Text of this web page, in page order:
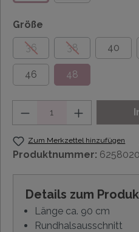
Größe
36
38 40
46 48
Zum Merkzettel hinzufügen
Produktnummer:
Details zum
Länge ca. 90 cm
Rundhalsausschnitt